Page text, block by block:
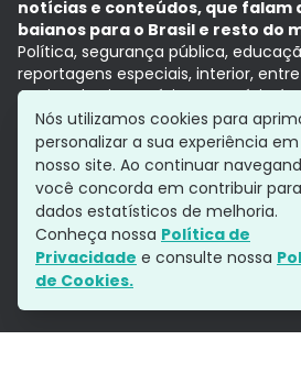
notícias e conteúdos, que falam
baianos para o Brasil e resto do
Política, segurança pública,
reportagens especiais, interior,
Aqui, tudo vira notícia e a notícia é
com a credibilidade do Grupo
Grupo Aratu
Política de
Siga-nos
Nós utilizamos cookies para
personalizar a sua experiência em
nosso site. Ao continuar
você concorda em contribuir
dados estatísticos de melhoria.
Conheça nossa Política de
Privacidade e consulte nossa
de Cookies.